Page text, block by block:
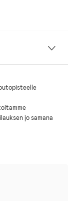
ja askelmalle
jo samana